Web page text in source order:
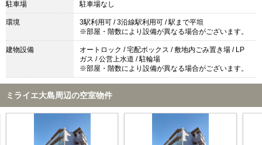
駐車場 駐車場なし
環境
3駅利用可 / 3沿線駅利用可 / 駅まで平坦
※部屋・階数により設備が異なる場合がございます。
建物設備
オートロック / 宅配ボックス / 敷地内ごみ置き場 / LP
ガス / 公営上水道 / 駐輪場
※部屋・階数により設備が異なる場合がございます。
ミライエ大島周辺の空室物件